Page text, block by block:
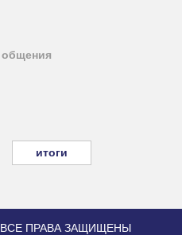
итоги
ВСЕ ПРАВА ЗАЩИЩЕНЫ